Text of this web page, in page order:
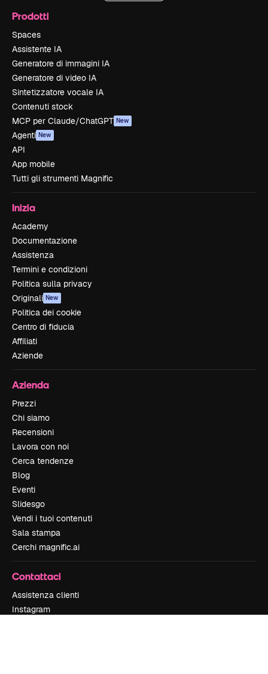
Prodotti
Spaces
Assistente IA
Generatore di immagini IA
Generatore di video IA
Sintetizzatore vocale IA
Contenuti stock
MCP per Claude/ChatGPT New
Agenti New
API
App mobile
Tutti gli strumenti Magnific
Inizia
Academy
Documentazione
Assistenza
Termini e condizioni
Politica sulla privacy
Originali New
Politica dei cookie
Centro di fiducia
Affiliati
Aziende
Azienda
Prezzi
Chi siamo
Recensioni
Lavora con noi
Cerca tendenze
Blog
Eventi
Slidesgo
Vendi i tuoi contenuti
Sala stampa
Cerchi magnific.ai
Contattaci
Assistenza clienti
Instagram